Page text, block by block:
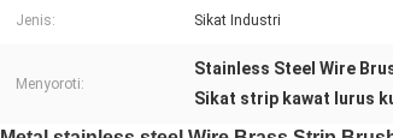
Jenis: Sikat Industri
Menyoroti:
Stainless Steel Wire
Sikat strip kawat lurus